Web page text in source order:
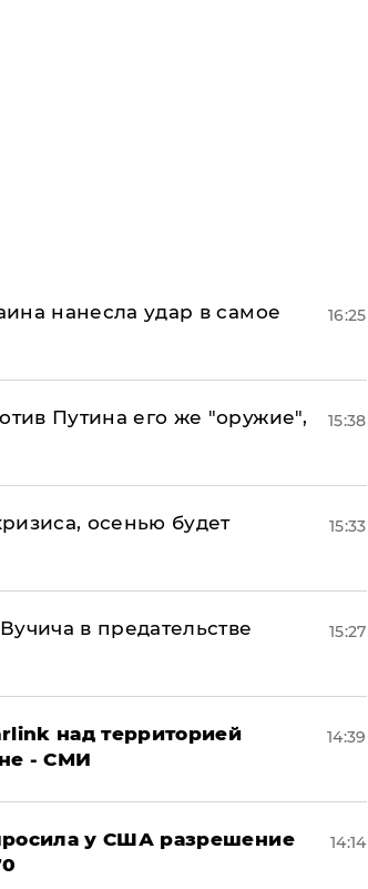
нанесла удар в самое
16:25
Путина его же "оружие",
15:38
осенью будет
15:33
в предательстве
15:27
над территорией
- СМИ
14:39
у США разрешение
14:14